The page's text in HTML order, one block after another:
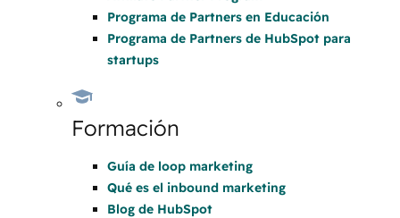
Programa de Partners en Educación
Programa de Partners de HubSpot para
startups
Formación
Guía de loop marketing
Qué es el inbound marketing
Blog de HubSpot